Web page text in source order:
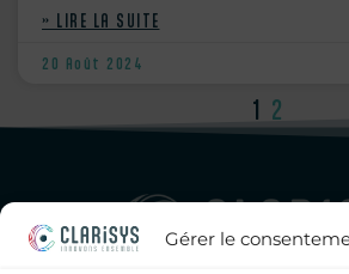
Gérer le
» LIRE LA SUITE
20 Août 2024
1 2